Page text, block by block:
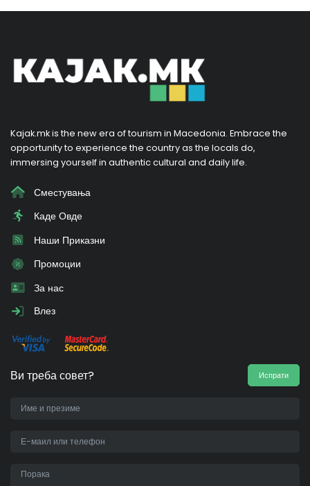
Kajak.mk is the new era of tourism in Macedonia. Embrace the
opportunity to experience the country as the locals do,
immersing yourself in authentic cultural and daily life.
Сместувања
Каде Овде
Наши Приказни
Промоции
За нас
Влез
Ви треба совет? Испрати